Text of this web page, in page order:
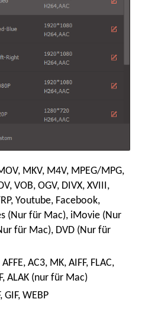
MKV, M4V, MPEG/MPG,
VOB, OGV, DIVX, XVIII,
Youtube, Facebook,
(Nur für Mac), iMovie (Nur
für Mac), DVD (Nur für
AC3, MK, AIFF, FLAC,
ALAK (nur für Mac)
GIF, WEBP